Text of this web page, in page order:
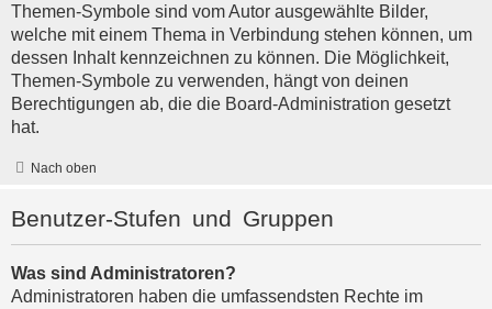
Themen-Symbole sind vom Autor ausgewählte Bilder,
welche mit einem Thema in Verbindung stehen können, um
dessen Inhalt kennzeichnen zu können. Die Möglichkeit,
Themen-Symbole zu verwenden, hängt von deinen
Berechtigungen ab, die die Board-Administration gesetzt
hat.
Nach oben
Benutzer-Stufen und Gruppen
Was sind Administratoren?
Administratoren haben die umfassendsten Rechte im